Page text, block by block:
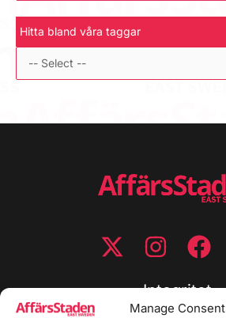
Manage Consent
Hitta bland våra taggar
Integritet